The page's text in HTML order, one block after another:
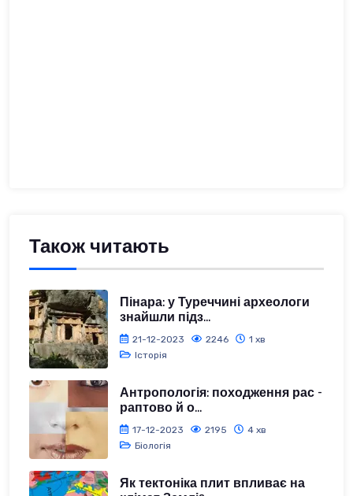
Також читають
Пінара: у Туреччині археологи
знайшли підз...
21-12-2023 2246
1 хв
Історія
Антропологія: походження рас -
раптово й о...
17-12-2023 2195
4 хв
Біологія
Як тектоніка плит впливає на